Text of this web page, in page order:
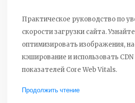
Практическое руководство по
скорости загрузки сайта.
оптимизировать изображения,
кэширование и использовать
показателей Core Web Vitals.
Продолжить чтение